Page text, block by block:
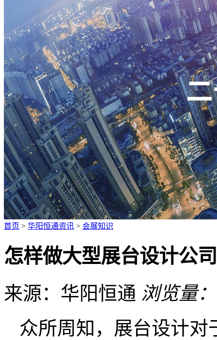
会展案例
展陈案例
新闻中心
联系我们
广招人才
首页 > 华阳恒通资讯 > 会展知识
怎样做大型展台设计公司
来源：华阳恒通 浏览量：
众所周知，展台设计